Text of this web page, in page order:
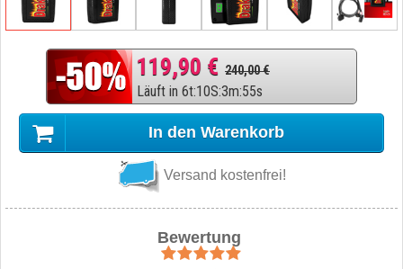
119,90 € 240,00 €
Läuft in 6t:10S:3m:54s
In den Warenkorb
Versand kostenfrei!
Bewertung